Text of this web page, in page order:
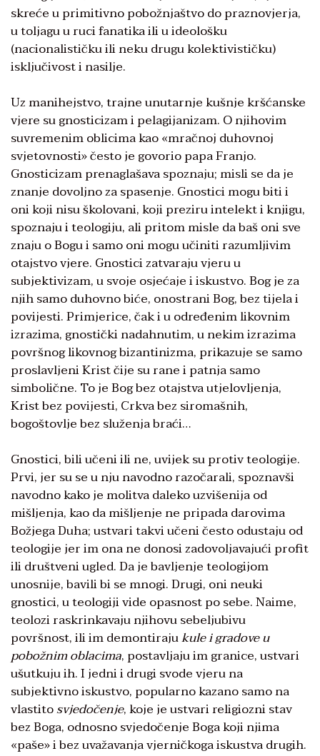
skreće u primitivno pobožnjaštvo do praznovjerja,
u toljagu u ruci fanatika ili u ideološku
(nacionalističku ili neku drugu kolektivističku)
isključivost i nasilje.
Uz manihejstvo, trajne unutarnje kušnje kršćanske
vjere su gnosticizam i pelagijanizam. O njihovim
suvremenim oblicima kao «mračnoj duhovnoj
svjetovnosti» često je govorio papa Franjo.
Gnosticizam prenaglašava spoznaju; misli se da je
znanje dovoljno za spasenje. Gnostici mogu biti i
oni koji nisu školovani, koji preziru intelekt i knjigu,
spoznaju i teologiju, ali pritom misle da baš oni sve
znaju o Bogu i samo oni mogu učiniti razumljivim
otajstvo vjere. Gnostici zatvaraju vjeru u
subjektivizam, u svoje osjećaje i iskustvo. Bog je za
njih samo duhovno biće, onostrani Bog, bez tijela i
povijesti. Primjerice, čak i u određenim likovnim
izrazima, gnostički nadahnutim, u nekim izrazima
površnog likovnog bizantinizma, prikazuje se samo
proslavljeni Krist čije su rane i patnja samo
simbolične. To je Bog bez otajstva utjelovljenja,
Krist bez povijesti, Crkva bez siromašnih,
bogoštovlje bez služenja braći…
Gnostici, bili učeni ili ne, uvijek su protiv teologije.
Prvi, jer su se u nju navodno razočarali, spoznavši
navodno kako je molitva daleko uzvišenija od
mišljenja, kao da mišljenje ne pripada darovima
Božjega Duha; ustvari takvi učeni često odustaju od
teologije jer im ona ne donosi zadovoljavajući profit
ili društveni ugled. Da je bavljenje teologijom
unosnije, bavili bi se mnogi. Drugi, oni neuki
gnostici, u teologiji vide opasnost po sebe. Naime,
teolozi raskrinkavaju njihovu sebeljubivu
površnost, ili im demontirajukule i gradove u
pobožnim oblacima, postavljaju im granice, ustvari
ušutkuju ih. I jedni i drugi svode vjeru na
subjektivno iskustvo, popularno kazano samo na
vlastitosvjedočenje, koje je ustvari religiozni stav
bez Boga, odnosno svjedočenje Boga koji njima
«paše» i bez uvažavanja vjerničkoga iskustva drugih.